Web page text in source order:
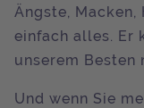
Ängste, Macken,
einfach alles. Er
unserem Besten
Und wenn Sie